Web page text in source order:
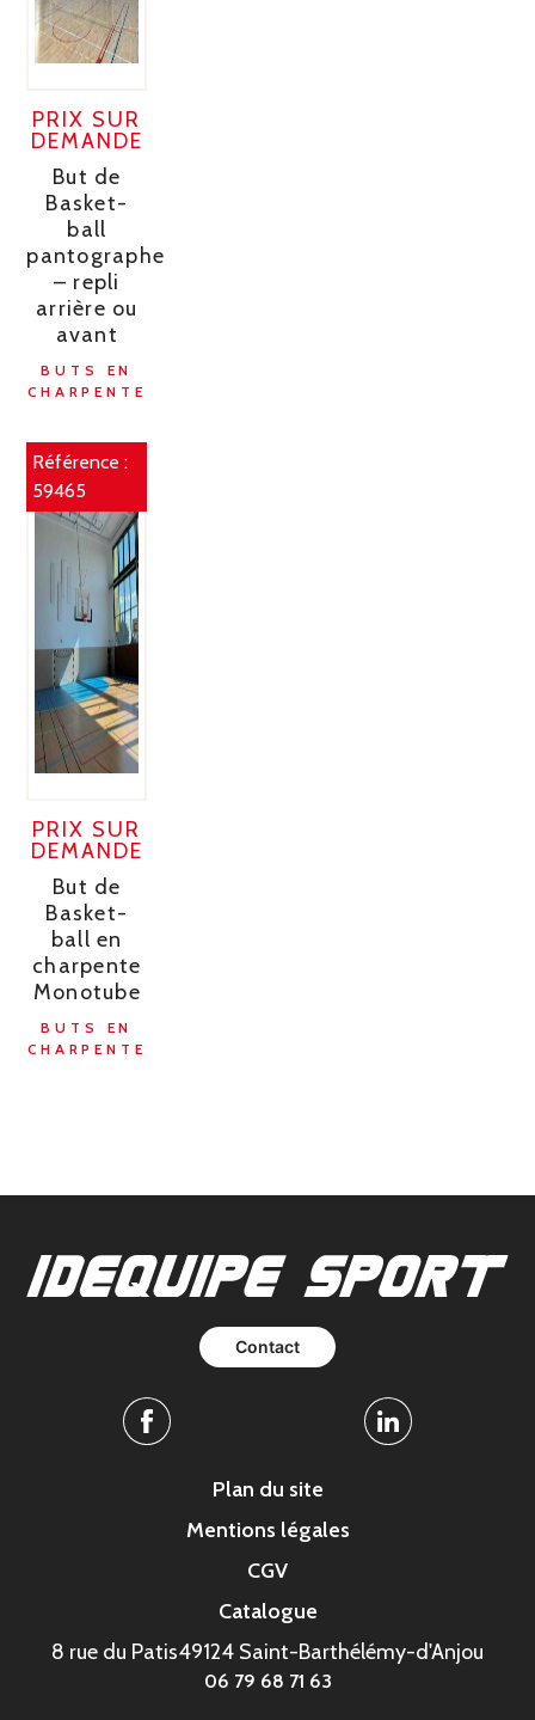
PRIX SUR
DEMANDE
But de
Basket-
ball
pantographe
– repli
arrière ou
avant
BUTS EN
CHARPENTE
Référence :
59465
PRIX SUR
DEMANDE
But de
Basket-
ball en
charpente
Monotube
BUTS EN
CHARPENTE
Contact
Facebook Linkedin
Plan du site
Mentions légales
CGV
Catalogue
8 rue du Patis49124 Saint-Barthélémy-d'Anjou
06 79 68 71 63